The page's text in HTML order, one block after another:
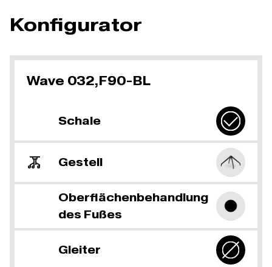
Konfigurator
Wave 032,F90-BL
Schale
Gestell
Oberflächenbehandlung
des Fußes
Gleiter